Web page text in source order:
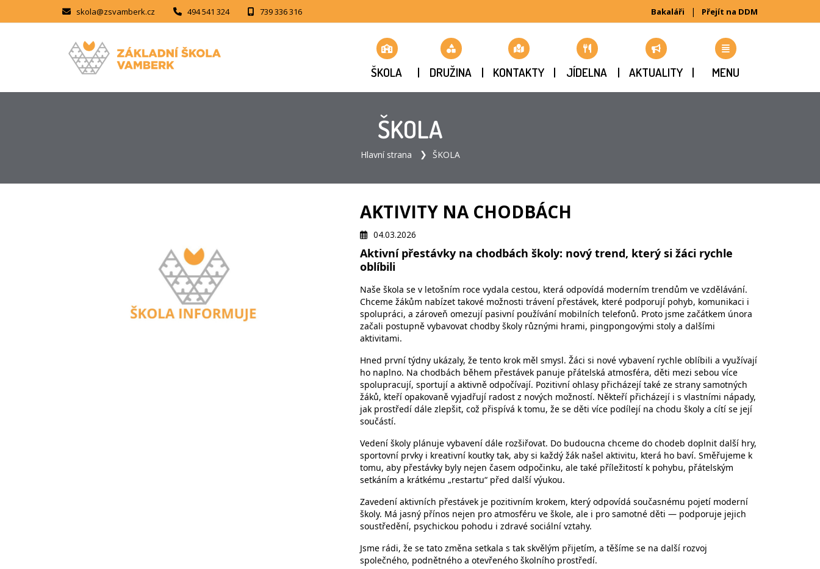
skola@zsvamberk.cz 494 541 324 739 336 316 Bakaláři | Přejít na DDM
ŠKOLA DRUŽINA KONTAKTY JÍDELNA AKTUALITY MENU
ŠKOLA
Hlavní strana ŠKOLA
AKTIVITY NA CHODBÁCH
04.03.2026
Aktivní přestávky na chodbách školy: nový trend, který si žáci rychle
oblíbili
Naše škola se v letošním roce vydala cestou, která odpovídá moderním trendům ve vzdělávání.
Chceme žákům nabízet takové možnosti trávení přestávek, které podporují pohyb, komunikaci i
spolupráci, a zároveň omezují pasivní používání mobilních telefonů. Proto jsme začátkem února
začali postupně vybavovat chodby školy různými hrami, pingpongovými stoly a dalšími
aktivitami.
Hned první týdny ukázaly, že tento krok měl smysl. Žáci si nové vybavení rychle oblíbili a využívají
ho naplno. Na chodbách během přestávek panuje přátelská atmosféra, děti mezi sebou více
spolupracují, sportují a aktivně odpočívají. Pozitivní ohlasy přicházejí také ze strany samotných
žáků, kteří opakovaně vyjadřují radost z nových možností. Někteří přicházejí i s vlastními nápady,
jak prostředí dále zlepšit, což přispívá k tomu, že se děti více podílejí na chodu školy a cítí se její
součástí.
Vedení školy plánuje vybavení dále rozšiřovat. Do budoucna chceme do chodeb doplnit další hry,
sportovní prvky i kreativní koutky tak, aby si každý žák našel aktivitu, která ho baví. Směřujeme k
tomu, aby přestávky byly nejen časem odpočinku, ale také příležitostí k pohybu, přátelským
setkáním a krátkému „restartu“ před další výukou.
Zavedení aktivních přestávek je pozitivním krokem, který odpovídá současnému pojetí moderní
školy. Má jasný přínos nejen pro atmosféru ve škole, ale i pro samotné děti — podporuje jejich
soustředění, psychickou pohodu i zdravé sociální vztahy.
Jsme rádi, že se tato změna setkala s tak skvělým přijetím, a těšíme se na další rozvoj
společného, podnětného a otevřeného školního prostředí.